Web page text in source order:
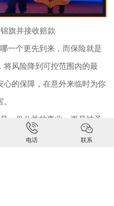
旗并接收赔款
一个更先到来，而保险就是
将风险降到可控范围内的最
心的保障，在意外来临时为你
份公益的事业，更是神圣
了雪中送炭，解决了客户的当
电话 联系